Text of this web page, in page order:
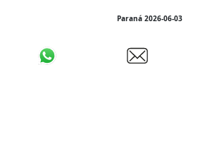
Paraná 2026-06-03